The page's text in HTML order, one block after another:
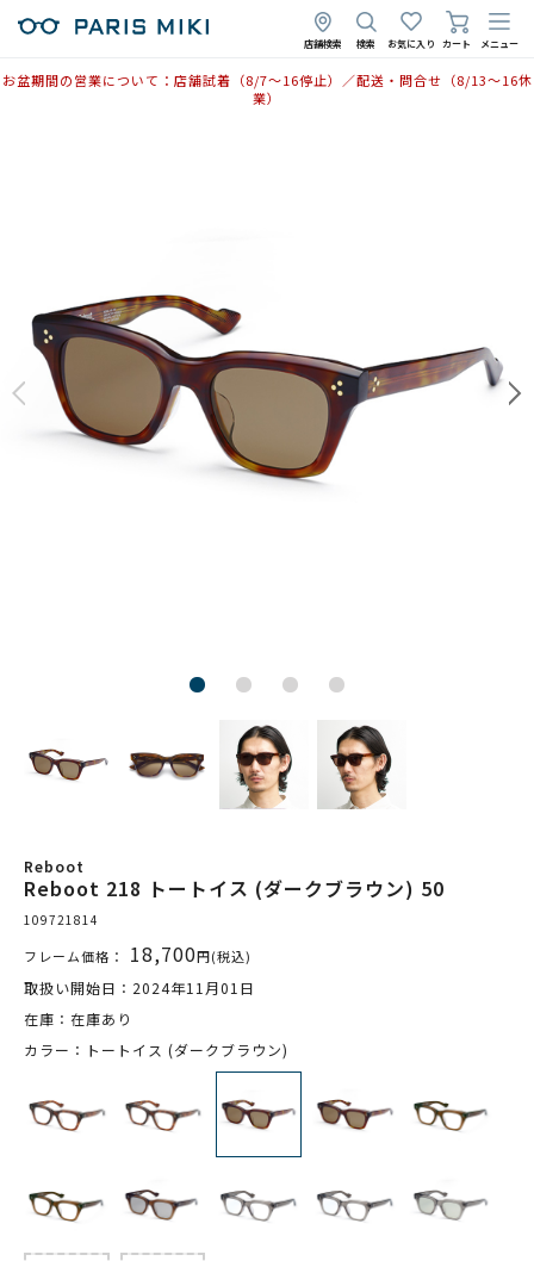
店舗検索 検索 お気に入り カート メニュー
お盆期間の営業について：店舗試着（8/7〜16停止）／配送・問合せ（8/13〜16休
業）
Reboot
Reboot 218 トートイス (ダークブラウン) 50
109721814
フレーム価格： 18,700円(税込)
取扱い開始日：2024年11月01日
在庫：在庫あり
カラー：トートイス (ダークブラウン)